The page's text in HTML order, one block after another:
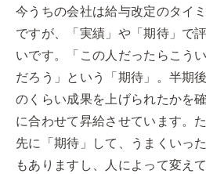
今うちの会社は給与改定のタイ
ですが、「実績」や「期待」で
いです。「この人だったらこう
だろう」という「期待」。半期
のくらい成果を上げられたかを
に合わせて昇給させています。
先に「期待」して、うまくいっ
もありますし、人によって変え